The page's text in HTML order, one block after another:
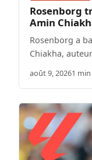
Rosenborg
Amin
Rosenborg a
Chiakha,
août 9, 20261 min